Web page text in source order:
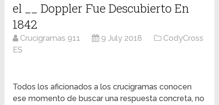
el __ Doppler Fue Descubierto En
1842
Crucigramas 911 9 July 2018
CodyCross
ES
Todos los aficionados a los crucigramas conocen
ese momento de buscar una respuesta concreta, no